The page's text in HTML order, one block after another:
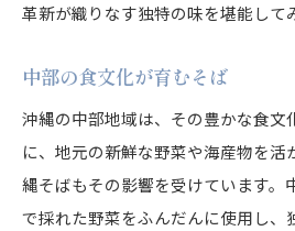
革新が織りなす独特の味を堪能して
中部の食文化が育むそば
沖縄の中部地域は、その豊かな食文
に、地元の新鮮な野菜や海産物を活
縄そばもその影響を受けています。
で採れた野菜をふんだんに使用し、